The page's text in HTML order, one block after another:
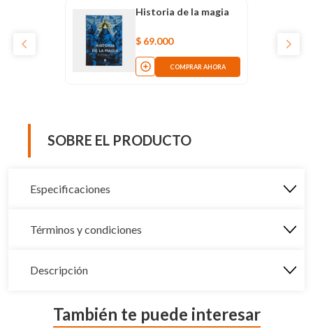
Historia de la magia
$ 69.000
COMPRAR AHORA
SOBRE EL PRODUCTO
Especificaciones
Términos y condiciones
Descripción
También te puede interesar